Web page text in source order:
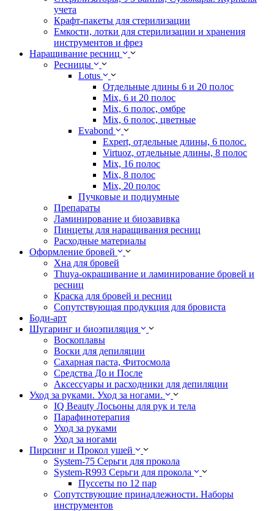
учета
Крафт-пакеты для стерилизации
Емкости, лотки для стерилизации и хранения
инструментов и фрез
Наращивание ресниц
Ресницы
Lotus
Отдельные длины 6 и 20 полос
Mix, 6 и 20 полос
Mix, 6 полос, омбре
Mix, 6 полос, цветные
Evabond
Expert, отдельные длины, 6 полос.
Virtuoz, отдельные длины, 8 полос
Mix, 16 полос
Mix, 8 полос
Mix, 20 полос
Пучковые и подиумные
Препараты
Ламинирование и биозавивка
Пинцеты для наращивания ресниц
Расходные материалы
Оформление бровей
Хна для бровей
Thuya-окрашивание и ламинирование бровей и
ресниц
Краска для бровей и ресниц
Сопутствующая продукция для бровиста
Боди-арт
Шугаринг и биоэпиляция
Воскоплавы
Воски для депиляции
Сахарная паста, Фитосмола
Средства До и После
Аксессуары и расходники для депиляции
Уход за руками. Уход за ногами.
IQ Beauty Лосьоны для рук и тела
Парафинотерапия
Уход за руками
Уход за ногами
Пирсинг и Прокол ушей
System-75 Серьги для прокола
System-R993 Серьги для прокола
Пуссеты по 12 пар
Cопутствующие принадлежности. Наборы
инструментов